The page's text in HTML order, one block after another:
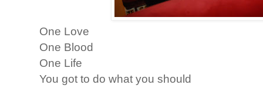
One Love
One Blood
One Life
You got to do what you should